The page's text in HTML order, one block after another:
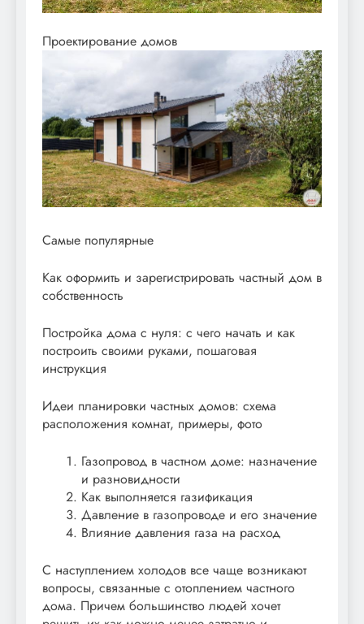
Проектирование домов
Самые популярные
Как оформить и зарегистрировать частный дом в
собственность
Постройка дома с нуля: с чего начать и как
построить своими руками, пошаговая
инструкция
Идеи планировки частных домов: схема
расположения комнат, примеры, фото
Газопровод в частном доме: назначение
и разновидности
Как выполняется газификация
Давление в газопроводе и его значение
Влияние давления газа на расход
С наступлением холодов все чаще возникают
вопросы, связанные с отоплением частного
дома. Причем большинство людей хочет